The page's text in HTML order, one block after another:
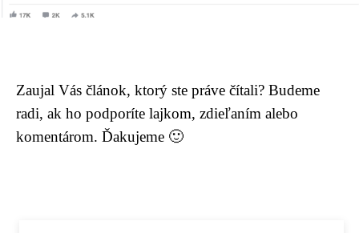
Zaujal Vás článok, ktorý ste práve čítali? Budeme
radi, ak ho podporíte lajkom, zdieľaním alebo
komentárom. Ďakujeme 🙂